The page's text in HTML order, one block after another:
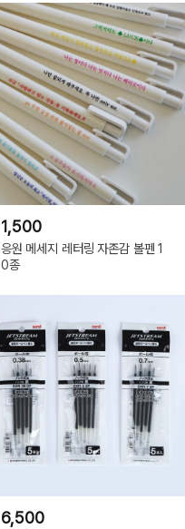
1,500
응원 메세지 레터링 자존감 볼펜 1
0종
6,500